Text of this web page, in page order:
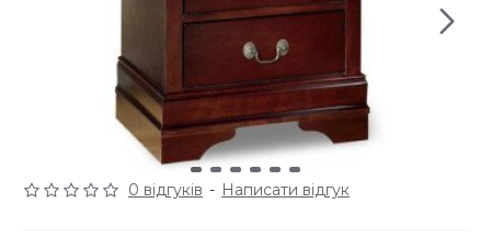
0 відгуків - Написати відгук